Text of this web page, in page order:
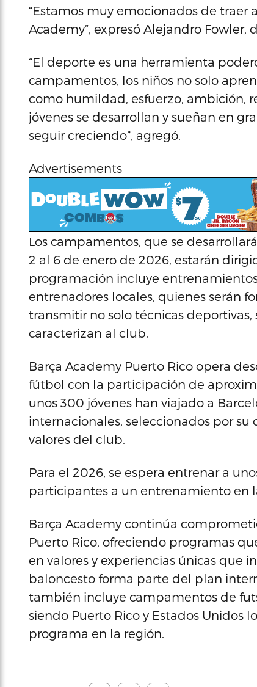
“Estamos muy emocionados de traer
Academy”, expresó Alejandro
“El deporte es una herramienta
campamentos, los niños no solo
como humildad, esfuerzo, ambición,
jóvenes se desarrollan y sueñan en
seguir creciendo”, agregó.
Advertisements
Los campamentos, que se
2 al 6 de enero de 2026, estarán
programación incluye
entrenadores locales, quienes serán
transmitir no solo técnicas
caracterizan al club.
Barça Academy Puerto Rico opera
fútbol con la participación de
unos 300 jóvenes han viajado a
internacionales, seleccionados por
valores del club.
Para el 2026, se espera entrenar a
participantes a un entrenamiento en
Barça Academy continúa
Puerto Rico, ofreciendo programas
en valores y experiencias únicas que
baloncesto forma parte del plan
también incluye campamentos de
siendo Puerto Rico y Estados Unidos
programa en la región.